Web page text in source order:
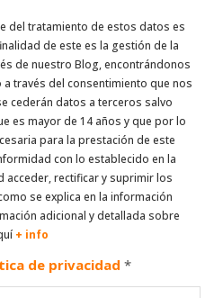
del tratamiento de estos datos es
de este es la gestión de la
de nuestro Blog, encontrándonos
través del consentimiento que nos
cederán datos a terceros salvo
es mayor de 14 años y que por lo
para la prestación de este
con lo establecido en la
acceder, rectificar y suprimir los
se explica en la información
adicional y detallada sobre
+ info
de privacidad *